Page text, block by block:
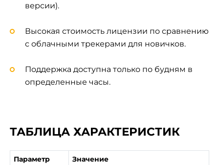
версии).
Высокая стоимость лицензии по сравнению
с облачными трекерами для новичков.
Поддержка доступна только по будням в
определенные часы.
ТАБЛИЦА ХАРАКТЕРИСТИК
Параметр
Значение